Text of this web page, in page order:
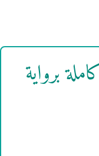
برواية